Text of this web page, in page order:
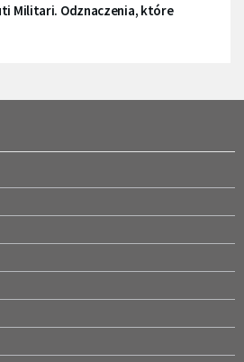
Militari. Odznaczenia, które